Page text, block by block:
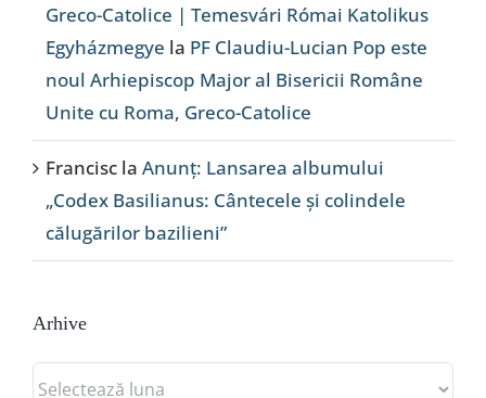
Greco-Catolice | Temesvári Római Katolikus
Egyházmegye la PF Claudiu-Lucian Pop este
noul Arhiepiscop Major al Bisericii Române
Unite cu Roma, Greco-Catolice
Francisc la Anunț: Lansarea albumului
„Codex Basilianus: Cântecele și colindele
călugărilor bazilieni”
Arhive
Arhive